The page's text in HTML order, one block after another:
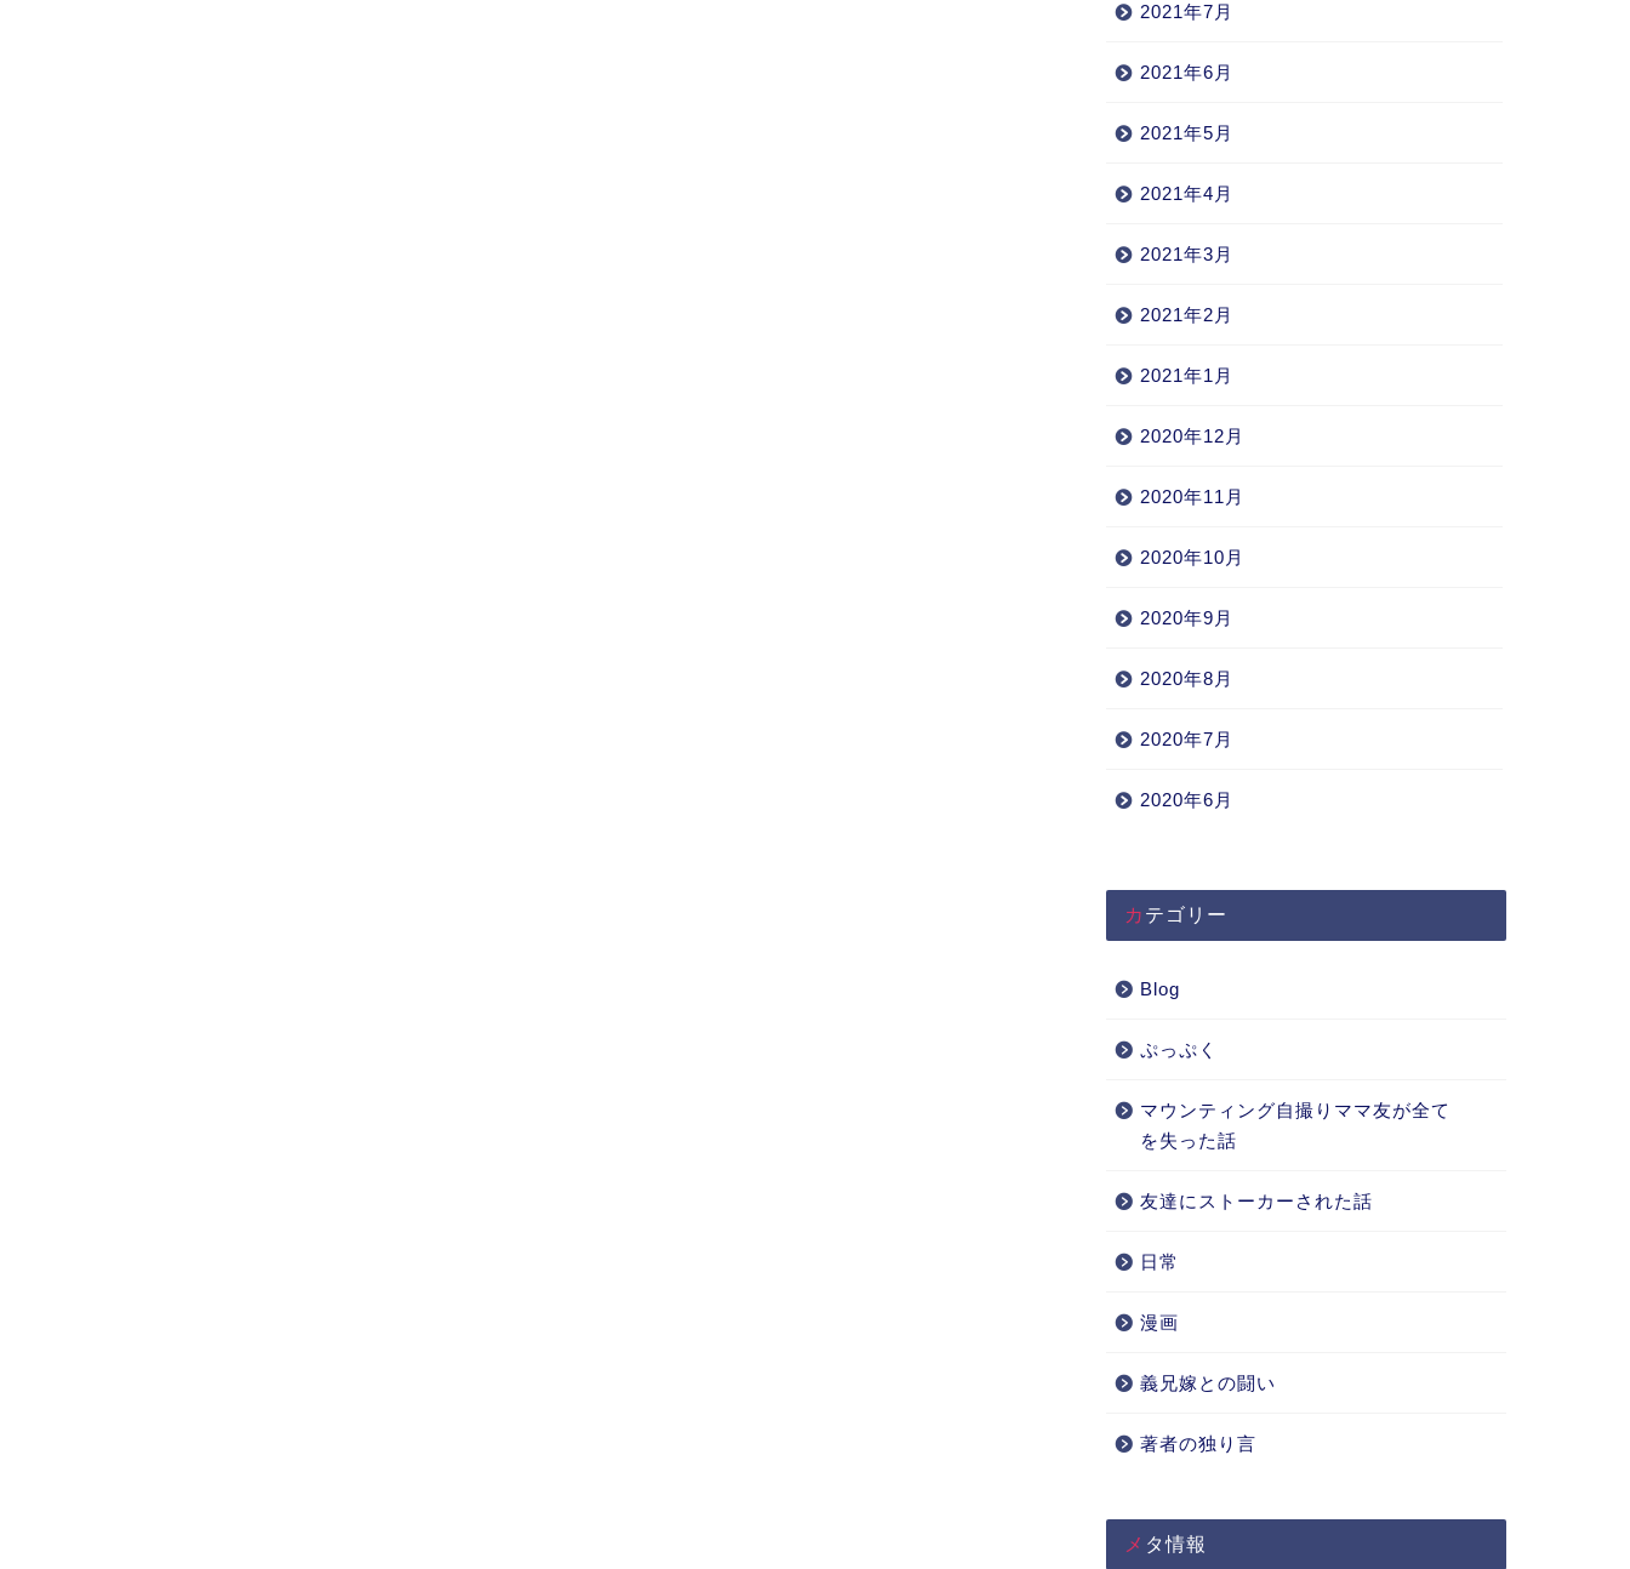
2021年7月
2021年6月
2021年5月
2021年4月
2021年3月
2021年2月
2021年1月
2020年12月
2020年11月
2020年10月
2020年9月
2020年8月
2020年7月
2020年6月
カテゴリー
Blog
ぷっぷく
マウンティング自撮りママ友が全て
を失った話
友達にストーカーされた話
日常
漫画
義兄嫁との闘い
著者の独り言
メタ情報